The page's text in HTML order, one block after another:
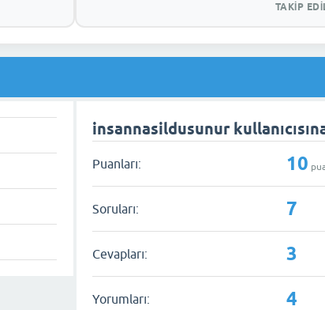
TAKIP
insannasildusunur
Puanları: 10
Soruları: 7
Cevapları: 3
Yorumları: 4